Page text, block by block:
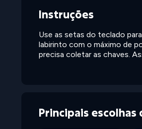
Instruções
Use as setas do teclado
labirinto com o máximo de
precisa coletar as chaves.
Principais escolhas